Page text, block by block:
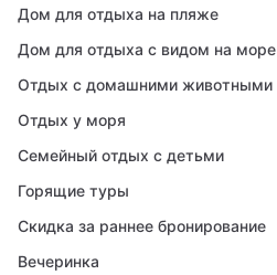
Дом для отдыха на пляже
Дом для отдыха с видом на море
Отдых с домашними животными
Отдых у моря
Семейный отдых с детьми
Горящие туры
Скидка за раннее бронирование
Вечеринка